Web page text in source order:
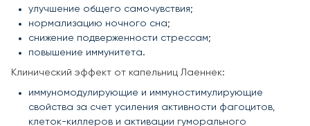
улучшение общего самочувствия;
нормализацию ночного сна;
снижение подверженности стрессам;
повышение иммунитета.
Клинический эффект от капельниц Лаеннек:
иммуномодулирующие и иммуностимулирующие
свойства за счет усиления активности фагоцитов,
клеток-киллеров и активации гуморального